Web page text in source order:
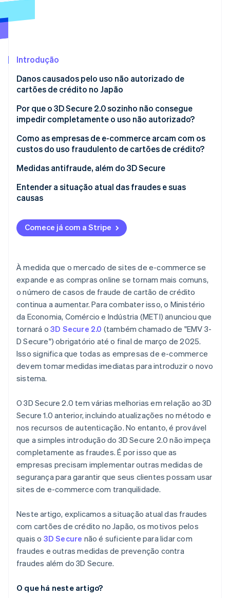
Radar
Incorporação de startups
Remoção de carbono
Verificação de identidade
Stripe Sessions 2026
Assista agora
Introdução
Danos causados pelo uso não autorizado de
cartões de crédito no Japão
Por que o 3D Secure 2.0 sozinho não consegue
impedir completamente o uso não autorizado?
Autenticação baseada em risco e evolução dos
métodos de combate a fraudes
Celulares roubados e autenticação quebrada
Como as empresas de e-commerce arcam com os
custos do uso fraudulento de cartões de crédito?
Medidas antifraude, além do 3D Secure
Códigos de segurança
Entender a situação atual das fraudes e suas
causas
Comece já com a Stripe
À medida que o mercado de sites de e-commerce se
expande e as compras online se tornam mais comuns,
o número de casos de fraude de cartão de crédito
continua a aumentar. Para combater isso, o Ministério
da Economia, Comércio e Indústria (METI) anunciou que
tornará o 3D Secure 2.0 (também chamado de "EMV 3-
D Secure") obrigatório até o final de março de 2025.
Isso significa que todas as empresas de e-commerce
devem tomar medidas imediatas para introduzir o novo
sistema.
O 3D Secure 2.0 tem várias melhorias em relação ao 3D
Secure 1.0 anterior, incluindo atualizações no método e
nos recursos de autenticação. No entanto, é provável
que a simples introdução do 3D Secure 2.0 não impeça
completamente as fraudes. É por isso que as
empresas precisam implementar outras medidas de
segurança para garantir que seus clientes possam usar
sites de e-commerce com tranquilidade.
Neste artigo, explicamos a situação atual das fraudes
com cartões de crédito no Japão, os motivos pelos
quais o 3D Secure não é suficiente para lidar com
fraudes e outras medidas de prevenção contra
fraudes além do 3D Secure.
O que há neste artigo?